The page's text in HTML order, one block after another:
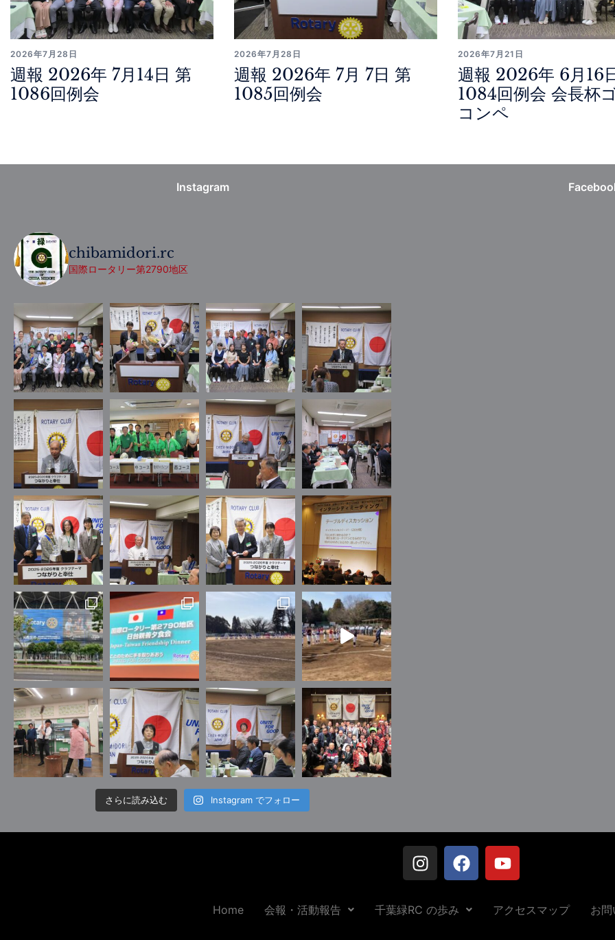
2026年7月28日
週報 2026年 7月14日 第
1086回例会
2026年7月28日
週報 2026年 7月 7日 第
1085回例会
2026年7月21日
週報 2026年 6月16
1084回例会 会長杯
コンペ
Instagram
chibamidori.rc
国際ロータリー第2790地区
さらに読み込む Instagram でフォロー
Home 会報・活動報告 千葉緑RC の歩み アクセスマップ お